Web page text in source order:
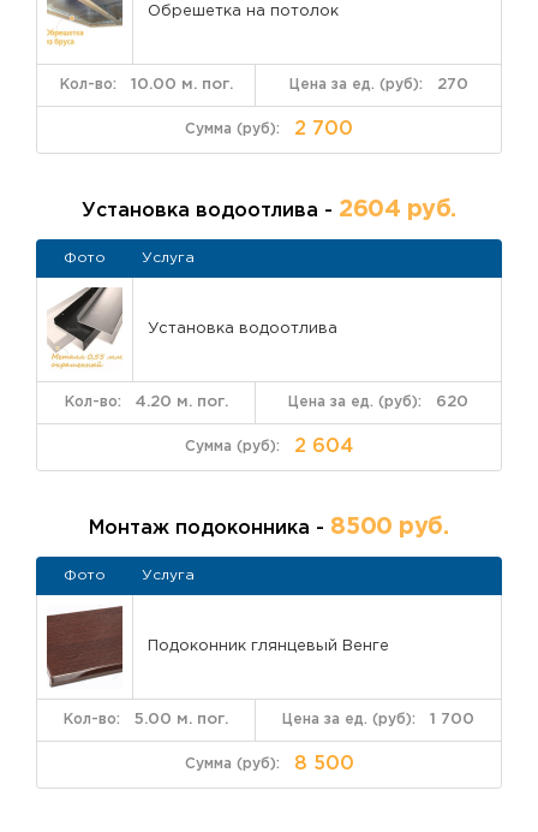
Обрешетка на потолок
270
10.00 м. пог.
2 700
Установка водоотлива - 2604 руб.
Фото Услуга
Установка водоотлива
620
4.20 м. пог.
2 604
Монтаж подоконника - 8500 руб.
Фото Услуга
Подоконник глянцевый Венге
1 700
5.00 м. пог.
8 500